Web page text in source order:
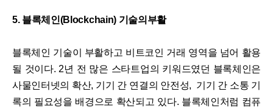
5. 블록체인(Blockchain) 기술의부활
블록체인 기술이 부활하고 비트코인 거래 영역을 넘어 활용
될 것이다. 2년 전 많은 스타트업의 키워드였던 블록체인은
사물인터넷의 확산, 기기 간 연결의 안전성, 기기 간 소통 기
록의 필요성을 배경으로 확산되고 있다. 블록체인처럼 컴퓨